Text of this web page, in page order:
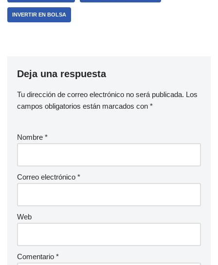
INVERTIR EN BOLSA
Deja una respuesta
Tu dirección de correo electrónico no será publicada. Los
campos obligatorios están marcados con *
Nombre *
Correo electrónico *
Web
Comentario *